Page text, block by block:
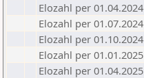
Elozahl per 01.04.2024
Elozahl per 01.07.2024
Elozahl per 01.10.2024
Elozahl per 01.01.2025
Elozahl per 01.04.2025